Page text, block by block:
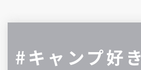
#キャンプ好き